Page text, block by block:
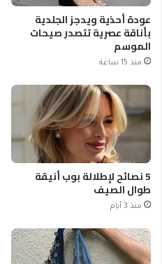
عودة أحذية ويدجز الجلدية
بأناقة عصرية تتصدر صيحات
الموسم
منذ 15 ساعة
5 نصائح لإطلالة بوب أنيقة
طوال الصيف
منذ 3 أيام